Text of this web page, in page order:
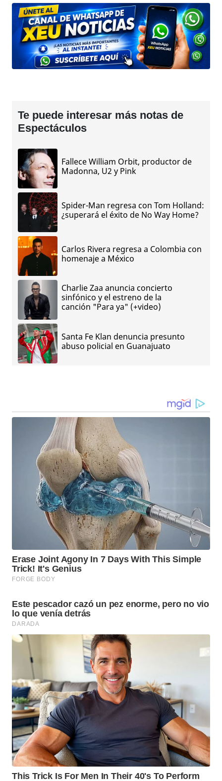
Te puede interesar más notas de
Espectáculos
Fallece William Orbit, productor de
Madonna, U2 y Pink
Spider-Man regresa con Tom Holland:
¿superará el éxito de No Way Home?
Carlos Rivera regresa a Colombia con
homenaje a México
Charlie Zaa anuncia concierto
sinfónico y el estreno de la
canción "Para ya" (+video)
Santa Fe Klan denuncia presunto
abuso policial en Guanajuato